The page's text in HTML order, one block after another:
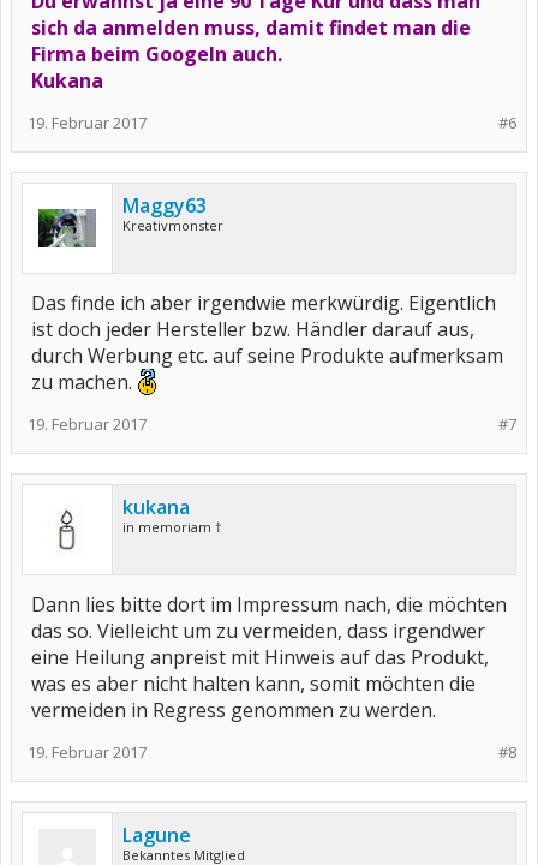
sich da anmelden muss, damit findet man die
Firma beim Googeln auch.
Kukana
#6
19. Februar 2017
Maggy63
Kreativmonster
Das finde ich aber irgendwie merkwürdig. Eigentlich
ist doch jeder Hersteller bzw. Händler darauf aus,
durch Werbung etc. auf seine Produkte aufmerksam
zu machen.
#7
19. Februar 2017
kukana
in memoriam †
Dann lies bitte dort im Impressum nach, die möchten
das so. Vielleicht um zu vermeiden, dass irgendwer
eine Heilung anpreist mit Hinweis auf das Produkt,
was es aber nicht halten kann, somit möchten die
vermeiden in Regress genommen zu werden.
#8
19. Februar 2017
Lagune
Bekanntes Mitglied